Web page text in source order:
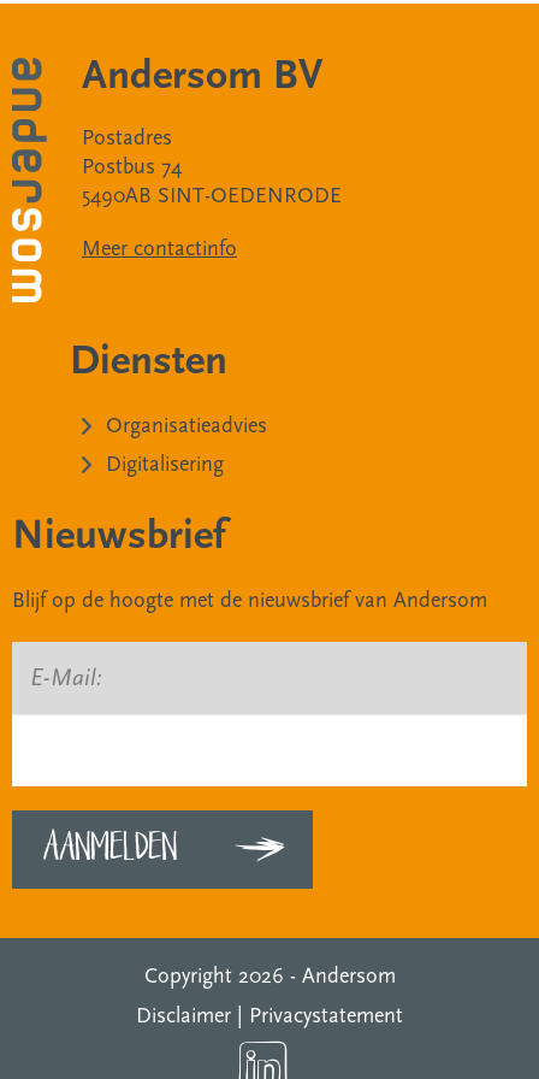
Andersom BV
Postadres
Postbus 74
5490AB SINT-OEDENRODE
Meer contactinfo
Diensten
Organisatieadvies
Digitalisering
Nieuwsbrief
Blijf op de hoogte met de nieuwsbrief van Andersom
E-Mail:
Copyright 2026 - Andersom
Disclaimer
Privacystatement